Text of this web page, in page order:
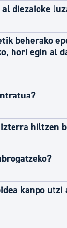
diezaioke
beherako
hori egin al
hiltzen
kanpo utzi